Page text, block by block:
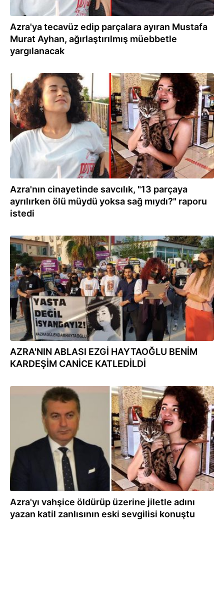
Azra'ya tecavüz edip parçalara ayıran Mustafa
Murat Ayhan, ağırlaştırılmış müebbetle
yargılanacak
29.09.2021
Azra'nın cinayetinde savcılık, "13 parçaya
ayrılırken ölü müydü yoksa sağ mıydı?" raporu
istedi
06.08.2021
AZRA'NIN ABLASI EZGİ HAYTAOĞLU BENİM
KARDEŞİM CANİCE KATLEDİLDİ
05.08.2021
Azra'yı vahşice öldürüp üzerine jiletle adını
yazan katil zanlısının eski sevgilisi konuştu